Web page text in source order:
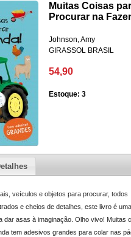
Muitas Coisas
Procurar na
Johnson, Amy
GIRASSOL BRASIL
54,90
Estoque: 3
veículos e objetos para procurar, todos
e cheios de detalhes, este livro é
dar asas à imaginação. Olho vivo! Muitas
tem adesivos grandes para colar nas